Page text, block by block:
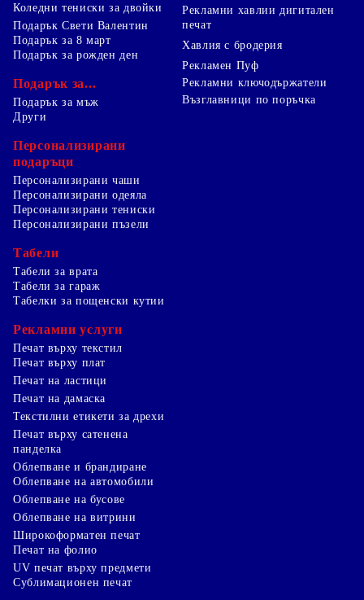
Коледни тениски за двойки
Подарък Свети Валентин
Подарък за 8 март
Подарък за рожден ден
Подарък за...
Подарък за мъж
Рекламни хавлии дигитален
печат
Хавлия с бродерия
Рекламен Пуф
Рекламни ключодържатели
Възглавници по поръчка
Други
Персонализирани
подаръци
Персонализирани чаши
Персонализирани одеяла
Персонализирани тениски
Персонализирани пъзели
Табели
Табели за врата
Табели за гараж
Табелки за пощенски кутии
Рекламни услуги
Печат върху текстил
Печат върху плат
Печат на ластици
Печат на дамаска
Текстилни етикети за дрехи
Печат върху сатенена
панделка
Облепване и брандиране
Облепване на автомобили
Облепване на бусове
Облепване на витрини
Широкоформатен печат
Печат на фолио
UV печат върху предмети
Сублимационен печат